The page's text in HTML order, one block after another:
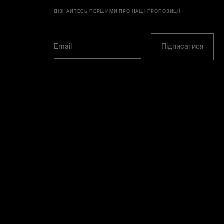
ДІЗНАЙТЕСЬ ПЕРШИМИ ПРО НАШІ ПРОПОЗИЦІЇ
Підписатися